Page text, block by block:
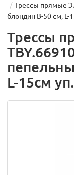
Трессы прямые
блондин B-50 см, L-
Трессы
L-15см